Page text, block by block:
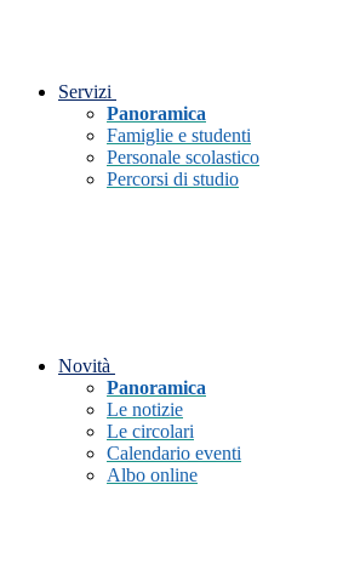
Servizi
Panoramica
Famiglie e studenti
Personale scolastico
Percorsi di studio
Novità
Panoramica
Le notizie
Le circolari
Calendario eventi
Albo online